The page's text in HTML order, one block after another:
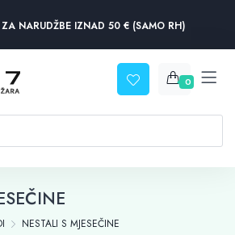
NARUDŽBE IZNAD 50 € (SAMO RH)
0
NESTALI S MJESEČINE